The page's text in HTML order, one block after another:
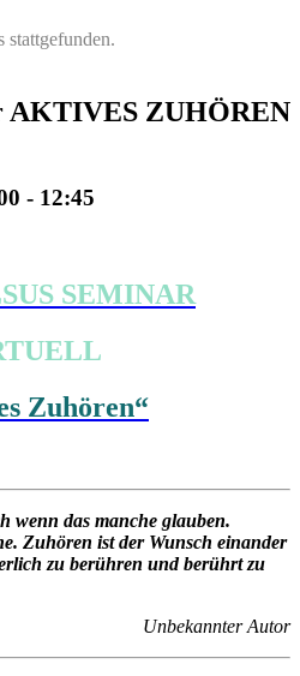
stattgefunden.
AKTIVES ZUHÖREN
- 12:45
SEMINAR
Zuhören“
wenn das manche glauben.
Zuhören ist der Wunsch einander
zu berühren und berührt zu
Unbekannter Autor